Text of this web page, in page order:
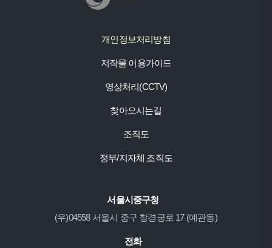
개인정보처리방침
저작물 이용가이드
영상처리(CCTV)
찾아오시는길
조직도
정부/지자체 조직도
서울시중구청
(우)04558 서울시 중구 창경궁로 17 (예관동)
전화